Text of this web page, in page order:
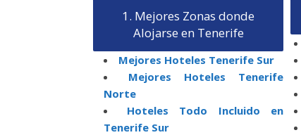
1. Mejores Zonas donde
Alojarse en Tenerife
Mejores Hoteles Tenerife Sur
Mejores Hoteles Tenerife
Norte
Hoteles Todo Incluido en
Tenerife Sur